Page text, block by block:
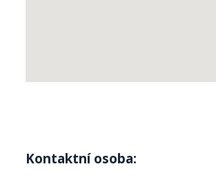
Kontaktní osoba: